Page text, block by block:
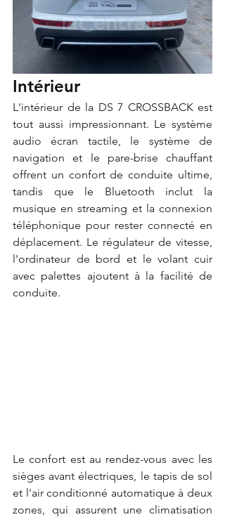
Intérieur
L'intérieur de la DS 7 CROSSBACK est
tout aussi impressionnant. Le système
audio écran tactile, le système de
navigation et le pare-brise chauffant
offrent un confort de conduite ultime,
tandis que le Bluetooth inclut la
musique en streaming et la connexion
téléphonique pour rester connecté en
déplacement. Le régulateur de vitesse,
l'ordinateur de bord et le volant cuir
avec palettes ajoutent à la facilité de
conduite.
Le confort est au rendez-vous avec les
sièges avant électriques, le tapis de sol
et l'air conditionné automatique à deux
zones, qui assurent une climatisation